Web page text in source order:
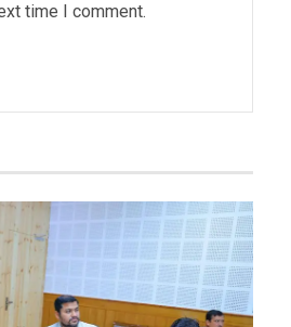
time I comment.